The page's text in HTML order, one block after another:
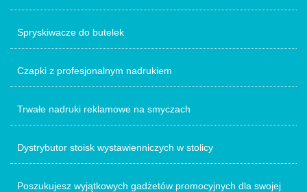
Spryskiwacze do butelek
Czapki z profesjonalnym nadrukiem
Trwałe nadruki reklamowe na smyczach
Dystrybutor stoisk wystawienniczych w stolicy
Poszukujesz wyjątkowych gadżetów promocyjnych dla swojej